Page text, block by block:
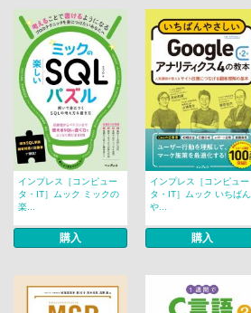
インプレス［コンピュー
タ・IT］ムック ミックの
楽...
購入
インプレス［コンピュー
タ・IT］ムック いちばん
や...
購入